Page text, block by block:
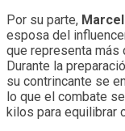
Por su parte,
esposa del
que representa más
Durante la
su contrincante se
lo que el combate
kilos para equilibrar